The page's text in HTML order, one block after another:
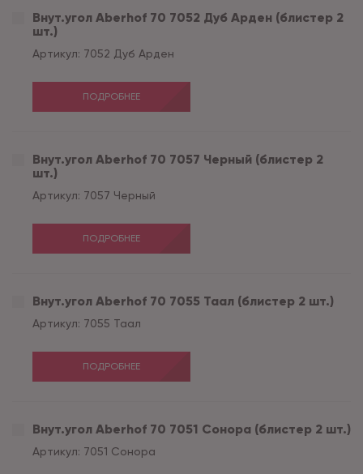
Внут.угол Aberhof 70 7052 Дуб Арден (блистер 2
шт.)
Артикул: 7052 Дуб Арден
ПОДРОБНЕЕ
Внут.угол Aberhof 70 7057 Черный (блистер 2
шт.)
Артикул: 7057 Черный
ПОДРОБНЕЕ
Внут.угол Aberhof 70 7055 Таал (блистер 2 шт.)
Артикул: 7055 Таал
ПОДРОБНЕЕ
Внут.угол Aberhof 70 7051 Сонора (блистер 2 шт.)
Артикул: 7051 Сонора